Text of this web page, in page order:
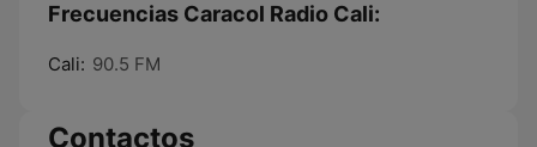
Frecuencias Caracol Radio Cali:
Cali: 90.5 FM
Contactos